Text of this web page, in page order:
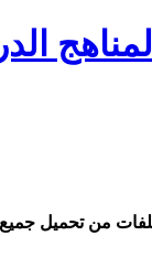
من تحميل